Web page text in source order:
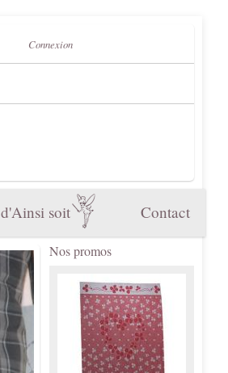
Connexion
d'Ainsi soit Contact
Nos promos